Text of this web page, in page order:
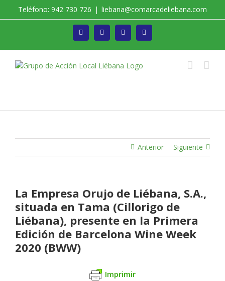
Teléfono: 942 730 726 | liebana@comarcadeliebana.com
Facebook Twitter Instagram
Anterior Siguiente
La Empresa Orujo de Liébana, S.A.,
situada en Tama (Cillorigo de
Liébana), presente en la Primera
Edición de Barcelona Wine Week
2020 (BWW)
Imprimir